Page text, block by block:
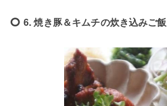
6. 焼き豚＆キムチの炊き込みご飯